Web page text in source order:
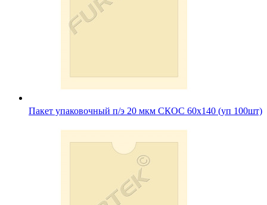
Пакет упаковочный п/э 20 мкм СКОС 60х140 (уп 100шт)